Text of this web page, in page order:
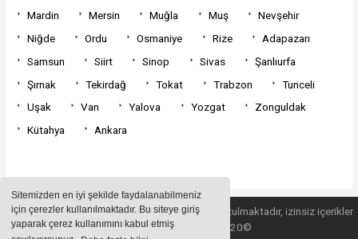
Sitemizden en iyi şekilde faydalanabilmeniz
için çerezler kullanılmaktadır. Bu siteye giriş
yaparak çerez kullanımını kabul etmiş
Mardin
Mersin Muğla Muş
Nevşehir
Niğde
Ordu Osmaniye Rize
Adapazarı
Samsun
Siirt Sinop Sivas
Şanlıurfa
Şırnak
Tekirdağ Tokat Trabzon
Tunceli
Uşak
Van Yalova Yozgat
Zonguldak
Kütahya
Ankara
Sitemizde bulunan içeriklerin tüm hakları saklı tutulmaktadır, izinsiz içerikler
kullanılamaz. Copyright 2020©